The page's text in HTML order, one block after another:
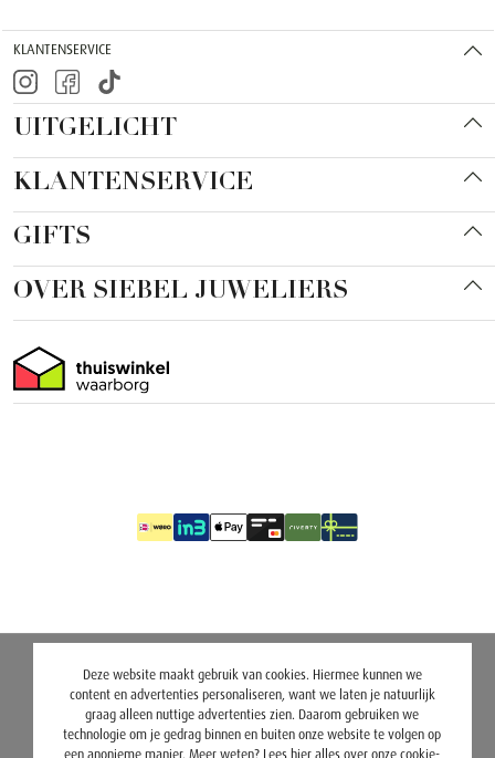
KLANTENSERVICE
UITGELICHT
KLANTENSERVICE
GIFTS
OVER SIEBEL JUWELIERS
Deze website maakt gebruik van cookies. Hiermee kunnen we
content en advertenties personaliseren, want we laten je natuurlijk
graag alleen nuttige advertenties zien. Daarom gebruiken we
technologie om je gedrag binnen en buiten onze website te volgen op
een anonieme manier. Meer weten? Lees hier alles over onze cookie-